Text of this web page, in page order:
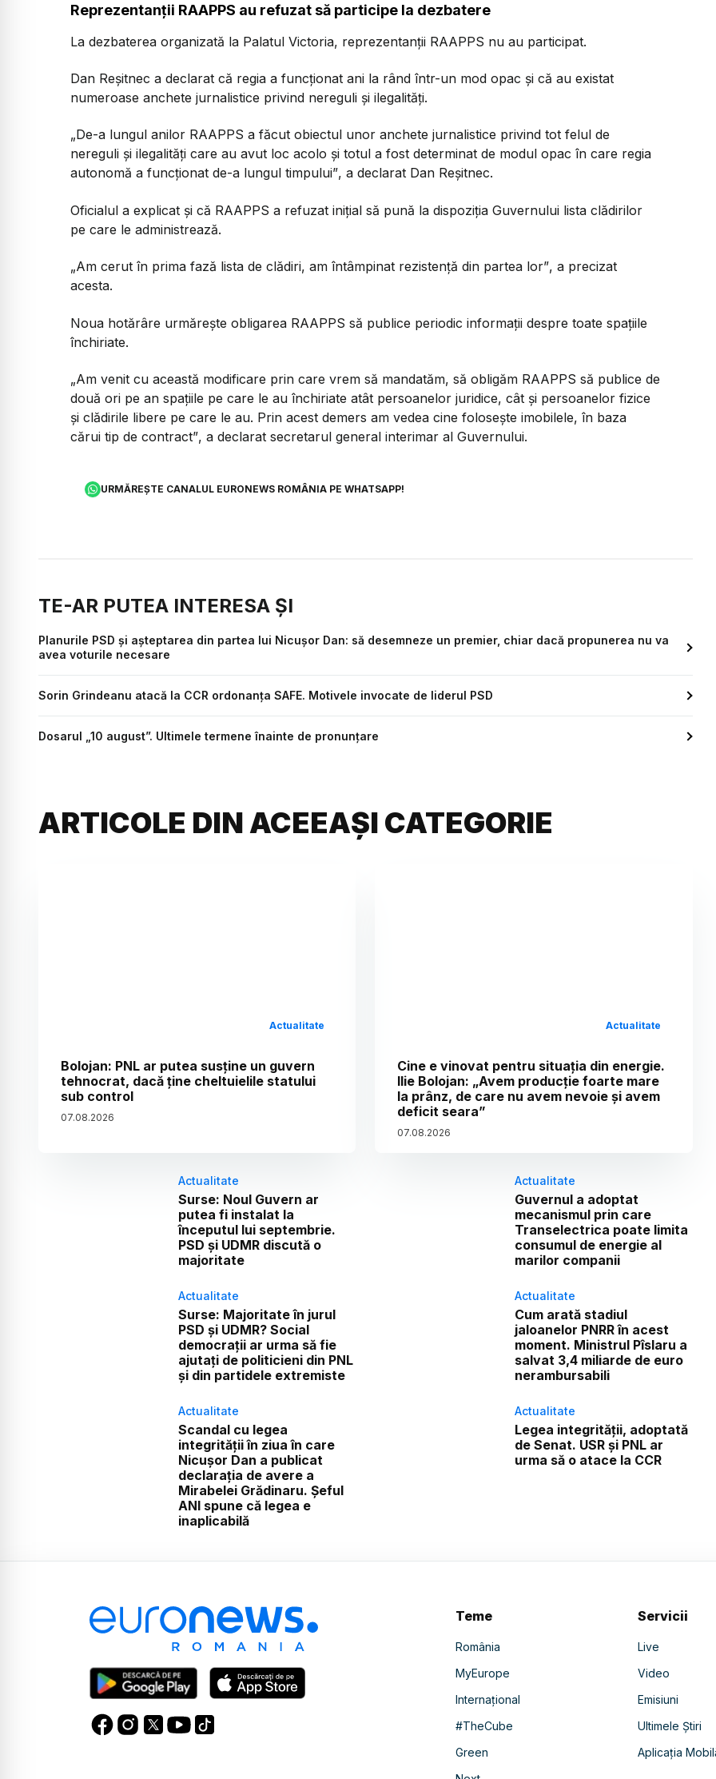
Reprezentanții RAAPPS au refuzat să participe la dezbatere
La dezbaterea organizată la Palatul Victoria, reprezentanții RAAPPS nu au participat.
Dan Reșitnec a declarat că regia a funcționat ani la rând într-un mod opac și că au existat
numeroase anchete jurnalistice privind nereguli și ilegalități.
„De-a lungul anilor RAAPPS a făcut obiectul unor anchete jurnalistice privind tot felul de
nereguli și ilegalități care au avut loc acolo și totul a fost determinat de modul opac în care regia
autonomă a funcționat de-a lungul timpului”, a declarat Dan Reșitnec.
Oficialul a explicat și că RAAPPS a refuzat inițial să pună la dispoziția Guvernului lista clădirilor
pe care le administrează.
„Am cerut în prima fază lista de clădiri, am întâmpinat rezistență din partea lor”, a precizat
acesta.
Noua hotărâre urmărește obligarea RAAPPS să publice periodic informații despre toate spațiile
închiriate.
„Am venit cu această modificare prin care vrem să mandatăm, să obligăm RAAPPS să publice de
două ori pe an spațiile pe care le au închiriate atât persoanelor juridice, cât și persoanelor fizice
și clădirile libere pe care le au. Prin acest demers am vedea cine folosește imobilele, în baza
cărui tip de contract”, a declarat secretarul general interimar al Guvernului.
URMĂREȘTE CANALUL EURONEWS ROMÂNIA PE WHATSAPP!
TE-AR PUTEA INTERESA ȘI
Planurile PSD și așteptarea din partea lui Nicușor Dan: să desemneze un premier, chiar dacă propunerea nu va
avea voturile necesare
Sorin Grindeanu atacă la CCR ordonanța SAFE. Motivele invocate de liderul PSD
Dosarul „10 august”. Ultimele termene înainte de pronunțare
ARTICOLE DIN ACEEAȘI CATEGORIE
Actualitate
Bolojan: PNL ar putea susține un guvern
tehnocrat, dacă ține cheltuielile statului
sub control
07.08.2026
Actualitate
Cine e vinovat pentru situația din energie.
Ilie Bolojan: „Avem producție foarte mare
la prânz, de care nu avem nevoie și avem
deficit seara”
07.08.2026
Actualitate
Surse: Noul Guvern ar
putea fi instalat la
începutul lui septembrie.
PSD și UDMR discută o
majoritate
Actualitate
Guvernul a adoptat
mecanismul prin care
Transelectrica poate limita
consumul de energie al
marilor companii
Actualitate
Surse: Majoritate în jurul
PSD și UDMR? Social
democrații ar urma să fie
ajutați de politicieni din PNL
și din partidele extremiste
Actualitate
Cum arată stadiul
jaloanelor PNRR în acest
moment. Ministrul Pîslaru a
salvat 3,4 miliarde de euro
nerambursabili
Actualitate
Scandal cu legea
integrității în ziua în care
Nicușor Dan a publicat
declarația de avere a
Mirabelei Grădinaru. Șeful
ANI spune că legea e
inaplicabilă
Actualitate
Legea integrității, adoptată
de Senat. USR și PNL ar
urma să o atace la CCR
Teme
România
MyEurope
Internațional
#TheCube
Green
Servicii
Live
Video
Emisiuni
Ultimele Știri
Aplicația